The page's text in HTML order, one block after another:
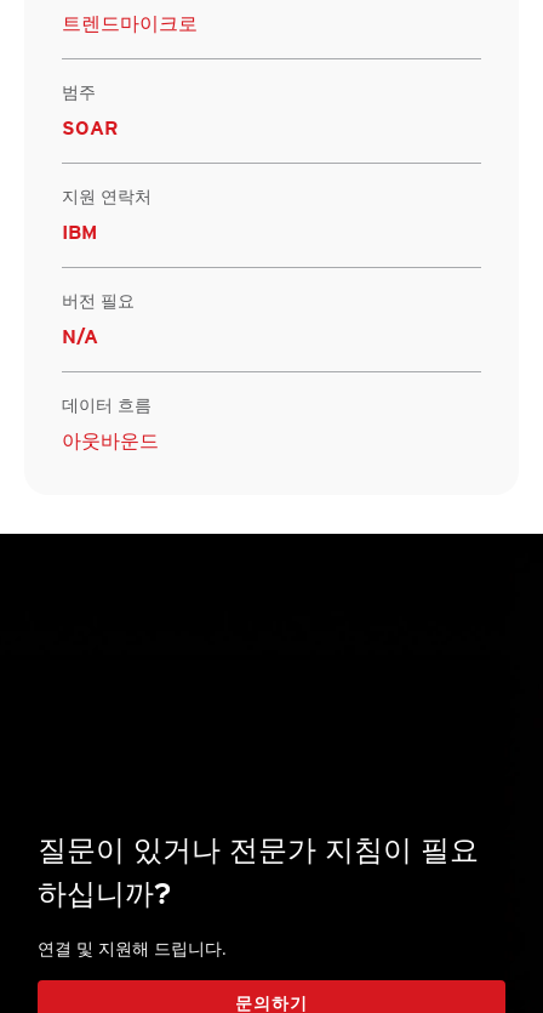
트렌드마이크로
범주
SOAR
지원 연락처
IBM
버전 필요
N/A
데이터 흐름
아웃바운드
질문이 있거나 전문가 지침이 필요
하십니까?
연결 및 지원해 드립니다.
문의하기